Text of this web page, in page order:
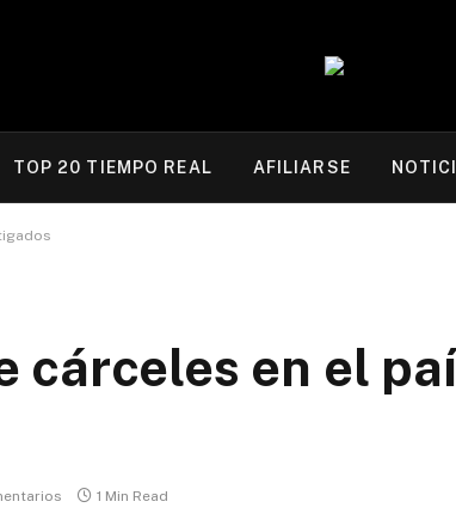
TOP 20 TIEMPO REAL AFILIARSE
cárceles en el
1 Min Read